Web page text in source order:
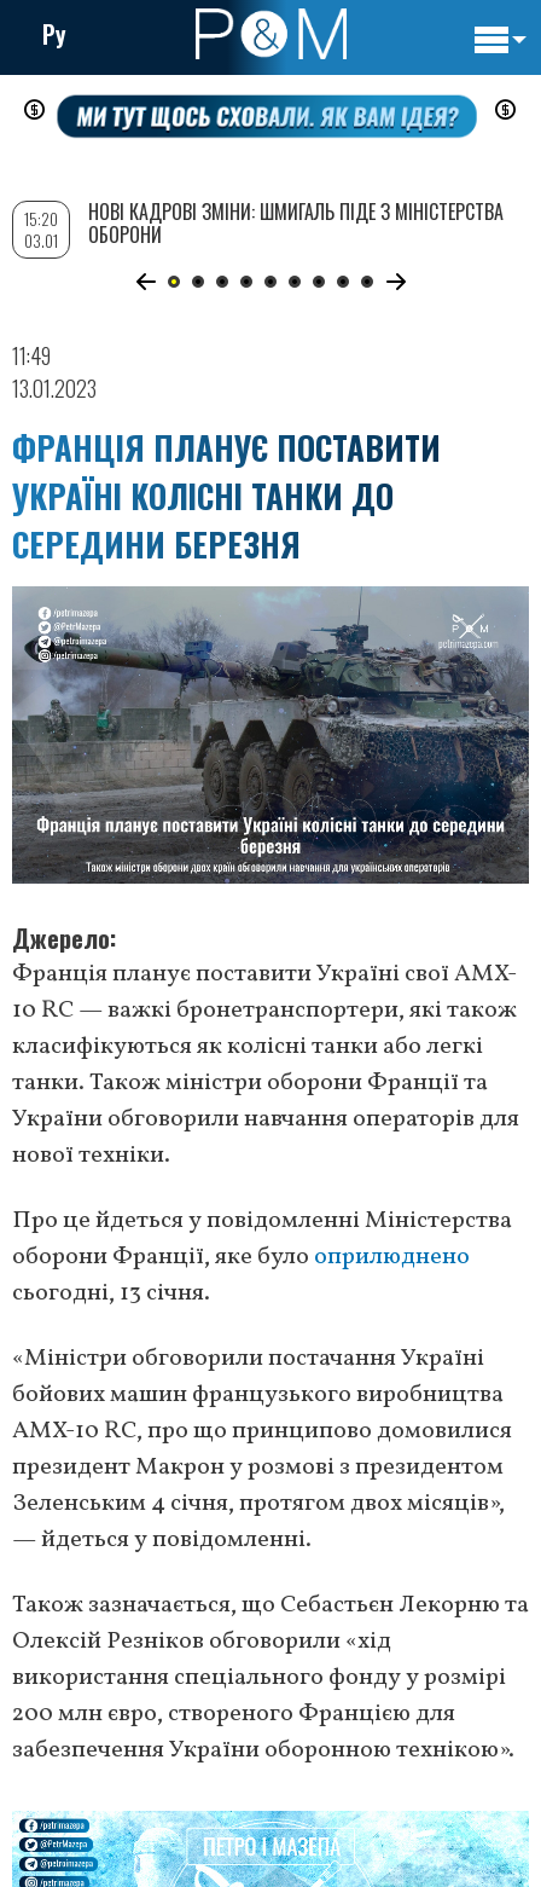
Перейти
до
вмісту
Ру
11:49
13.01.2023
ФРАНЦІЯ ПЛАНУЄ ПОСТАВИТИ
УКРАЇНІ КОЛІСНІ ТАНКИ ДО
СЕРЕДИНИ БЕРЕЗНЯ
Джерело
Франція планує поставити Україні свої AMX-
10 RC — важкі бронетранспортери, які також
класифікуються як колісні танки або легкі
танки. Також міністри оборони Франції та
України обговорили навчання операторів для
нової техніки.
Про це йдеться у повідомленні Міністерства
оборони Франції, яке було оприлюднено
сьогодні, 13 січня.
«Міністри обговорили постачання Україні
бойових машин французького виробництва
AMX-10 RC, про що принципово домовилися
президент Макрон у розмові з президентом
Зеленським 4 січня, протягом двох місяців»,
— йдеться у повідомленні.
Також зазначається, що Себастьєн Лекорню та
Олексій Резніков обговорили «хід
використання спеціального фонду у розмірі
200 млн євро, створеного Францією для
забезпечення України оборонною технікою».
15:20
03.01
НОВІ КАДРОВІ ЗМІНИ: ШМИГАЛЬ ПІДЕ З МІНІСТЕРСТВА
ОБОРОНИ